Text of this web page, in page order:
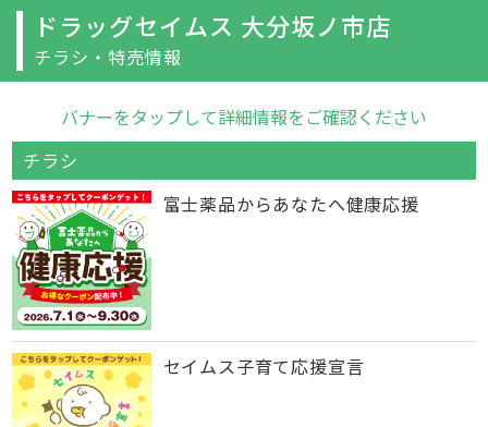
ドラッグセイムス 大分坂ノ市店
チラシ・特売情報
バナーをタップして詳細情報をご確認ください
チラシ
富士薬品からあなたへ健康応援
セイムス子育て応援宣言